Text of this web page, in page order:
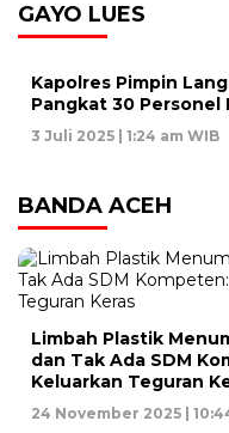
GAYO LUES
Kapolres Pimpin
Pangkat 30 Personel
3 Juli 2025 | 1:24 am WIB
BANDA ACEH
Limbah Plastik
dan Tak Ada SDM
Keluarkan Teguran
24 November 2025 |